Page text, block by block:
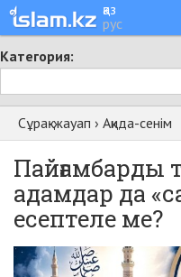
қаз
рус
Категория:
Сұрақ-жауап › Ақида-сенім
Пайғамбарды
адамдар да
есептеле ме?